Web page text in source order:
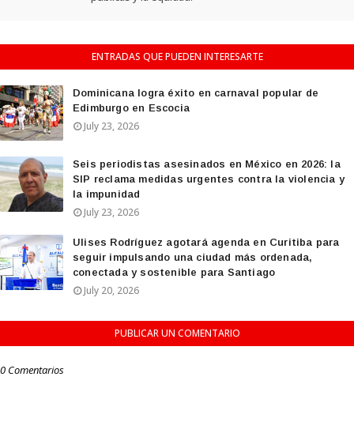
ENTRADAS QUE PUEDEN INTERESARTE
Dominicana logra éxito en carnaval popular de
Edimburgo en Escocia
July 23, 2026
Seis periodistas asesinados en México en 2026: la
SIP reclama medidas urgentes contra la violencia y
la impunidad
July 23, 2026
Ulises Rodríguez agotará agenda en Curitiba para
seguir impulsando una ciudad más ordenada,
conectada y sostenible para Santiago
July 20, 2026
PUBLICAR UN COMENTARIO
0 Comentarios